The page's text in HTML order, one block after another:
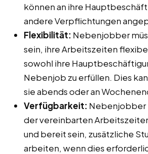
können an ihre
andere Verpflichtungen
Flexibilität: Nebenjobber
sein, ihre Arbeitszeiten
sowohl ihre
Nebenjob zu erfüllen. Dies
sie abends oder an
Verfügbarkeit: Nebenjobber
der vereinbarten
und bereit sein, zusätzliche
arbeiten, wenn dies